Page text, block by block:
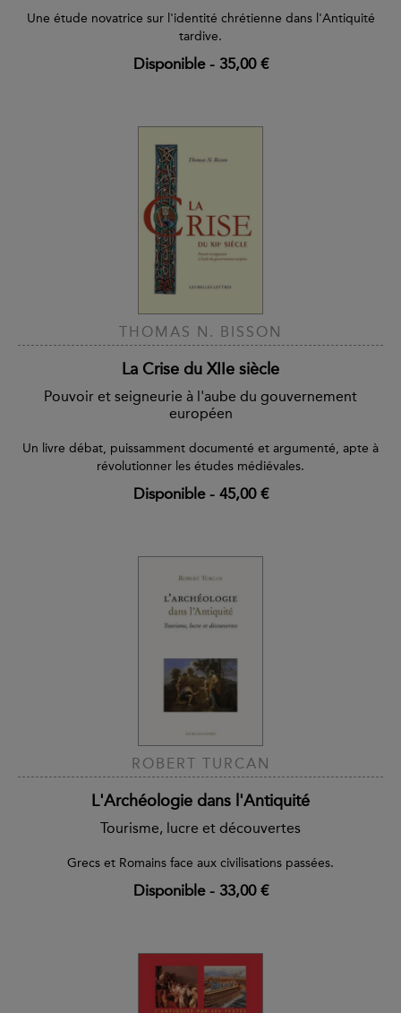
Une étude novatrice sur l'identité chrétienne dans l'Antiquité
tardive.
Disponible- 35,00 €
THOMAS N. BISSON
La Crise du XIIe siècle
Pouvoir et seigneurie à l'aube du gouvernement
européen
Un livre débat, puissamment documenté et argumenté, apte à
révolutionner les études médiévales.
Disponible- 45,00 €
ROBERT TURCAN
L'Archéologie dans l'Antiquité
Tourisme, lucre et découvertes
Grecs et Romains face aux civilisations passées.
Disponible- 33,00 €